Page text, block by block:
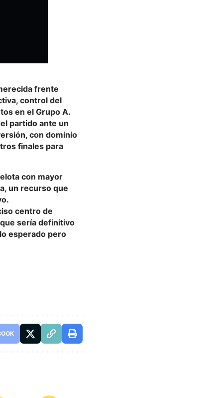
frente
control del
en el Grupo A.
partido ante un
con dominio
finales para
con mayor
un recurso que
centro de
sería definitivo
esperado pero